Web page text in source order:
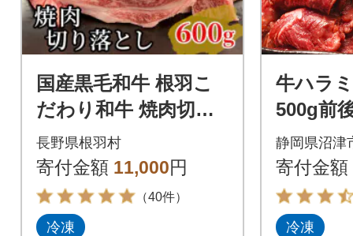
国産黒毛和牛 根羽こ
だわり和牛 焼肉切り
落とし 600g
長野県根羽村
寄付金額 11,000円
（40件）
冷凍
牛ハラ
500g前
静岡県沼津
寄付金額
冷凍